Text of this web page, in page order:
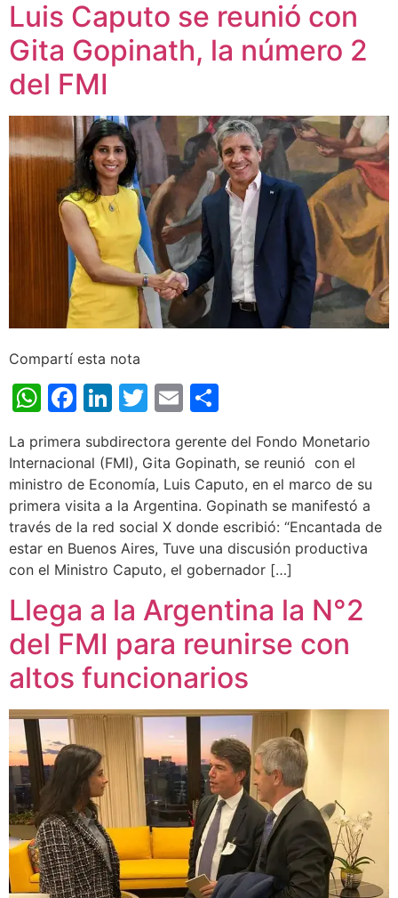
Luis Caputo se reunió con
Gita Gopinath, la número 2
del FMI
Compartí esta nota
WhatsApp
Facebook
LinkedIn
Twitter
Email
La primera subdirectora gerente del Fondo Monetario
Internacional (FMI), Gita Gopinath, se reunió con el
ministro de Economía, Luis Caputo, en el marco de su
primera visita a la Argentina. Gopinath se manifestó a
través de la red social X donde escribió: “Encantada de
estar en Buenos Aires, Tuve una discusión productiva
con el Ministro Caputo, el gobernador […]
Llega a la Argentina la N°2
del FMI para reunirse con
altos funcionarios